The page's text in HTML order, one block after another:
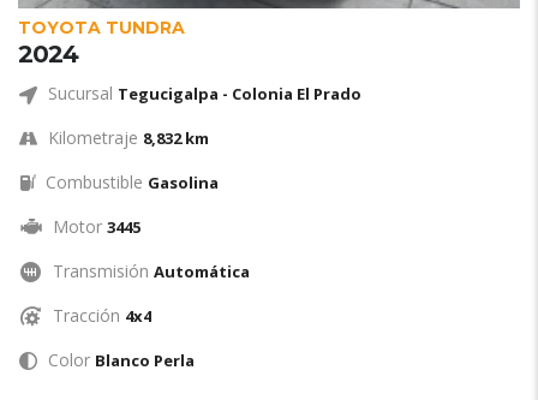
TOYOTA TUNDRA
2024
Sucursal Tegucigalpa - Colonia El Prado
Kilometraje 8,832 km
Combustible Gasolina
Motor 3445
Transmisión Automática
Tracción 4x4
Color Blanco Perla